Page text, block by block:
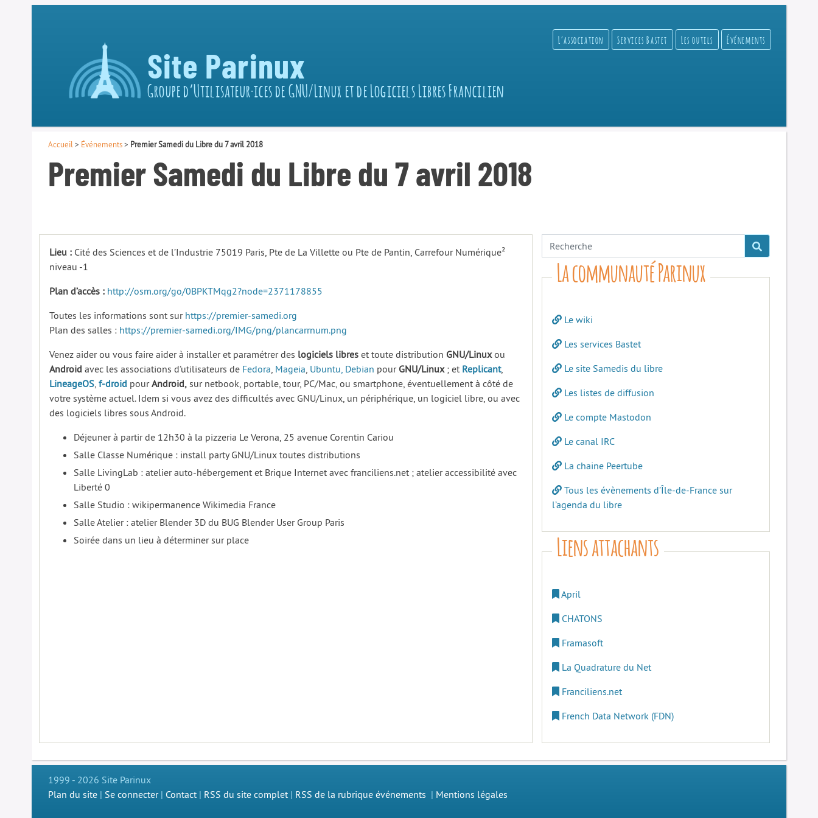
Site Parinux
Groupe d’Utilisateur·ices de GNU/Linux et de Logiciels Libres Francilien
L’association Services Bastet Les outils Événements
Accueil > Événements> Premier Samedi du Libre du 7 avril 2018
Premier Samedi du Libre du 7 avril 2018
Lieu : Cité des Sciences et de l’Industrie 75019 Paris, Pte de La Villette ou Pte de Pantin, Carrefour Numérique²
niveau -1
Plan d’accès : http://osm.org/go/0BPKTMqg2?node=2371178855
Toutes les informations sont sur https://premier-samedi.org
Plan des salles : https://premier-samedi.org/IMG/png/plancarrnum.png
Venez aider ou vous faire aider à installer et paramétrer des logiciels libres et toute distribution GNU/Linuxou
Android avec les associations d’utilisateurs de Fedora, Mageia, Ubuntu, Debian pour GNU/Linux; et Replicant,
LineageOS, f-droid pourAndroid, sur netbook, portable, tour, PC/Mac, ou smartphone, éventuellement à côté de
votre système actuel. Idem si vous avez des difficultés avec GNU/Linux, un périphérique, un logiciel libre, ou avec
des logiciels libres sous Android.
Déjeuner à partir de 12h30 à la pizzeria Le Verona, 25 avenue Corentin Cariou
Salle Classe Numérique : install party GNU/Linux toutes distributions
Salle LivingLab : atelier auto-hébergement et Brique Internet avec franciliens.net ; atelier accessibilité avec
Liberté 0
Salle Studio : wikipermanence Wikimedia France
Salle Atelier : atelier Blender 3D du BUG Blender User Group Paris
Soirée dans un lieu à déterminer sur place
La communauté Parinux
Le wiki
Les services Bastet
Le site Samedis du libre
Les listes de diffusion
Le compte Mastodon
Le canal IRC
La chaine Peertube
Tous les évènements d’Île-de-France sur
l’agenda du libre
Liens attachants
April
CHATONS
Framasoft
La Quadrature du Net
Franciliens.net
French Data Network (FDN)
1999 - 2026 Site Parinux
Plan du site | Se connecter| Contact | RSS du site complet | RSS de la rubrique événements | Mentions légales